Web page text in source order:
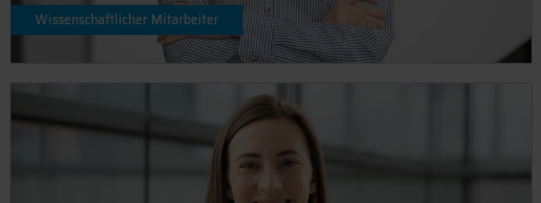
Wissenschaftlicher Mitarbeiter